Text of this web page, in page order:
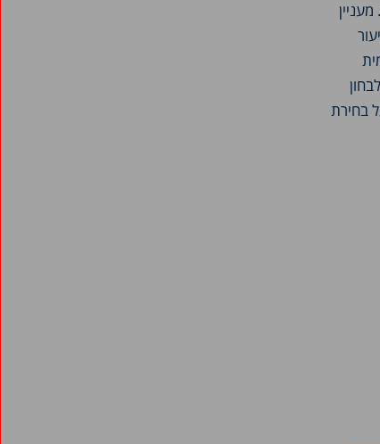
(9%), בעוד ששיעור
בחירת